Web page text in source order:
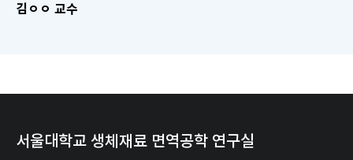
김ㅇㅇ 교수
서울대학교 생체재료 면역공학 연구실